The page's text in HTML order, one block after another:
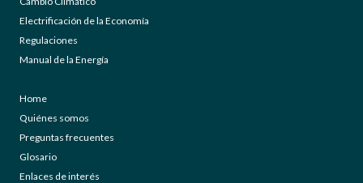
Electrificación de la Economía
Regulaciones
Manual de la Energía
Home
Quiénes somos
Preguntas frecuentes
Glosario
Enlaces de interés